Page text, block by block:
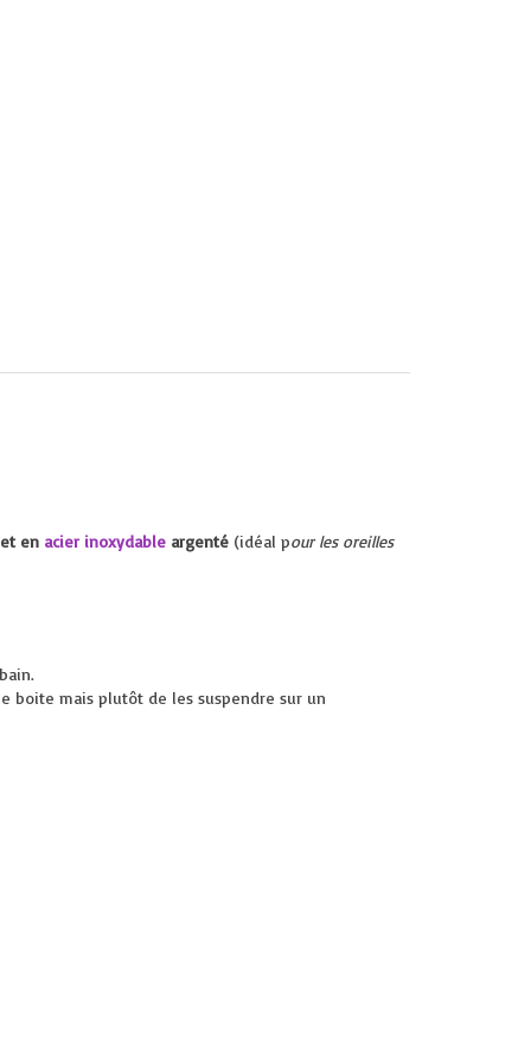
en acier inoxydable argenté (idéal pour les oreilles
boite mais plutôt de les suspendre sur un